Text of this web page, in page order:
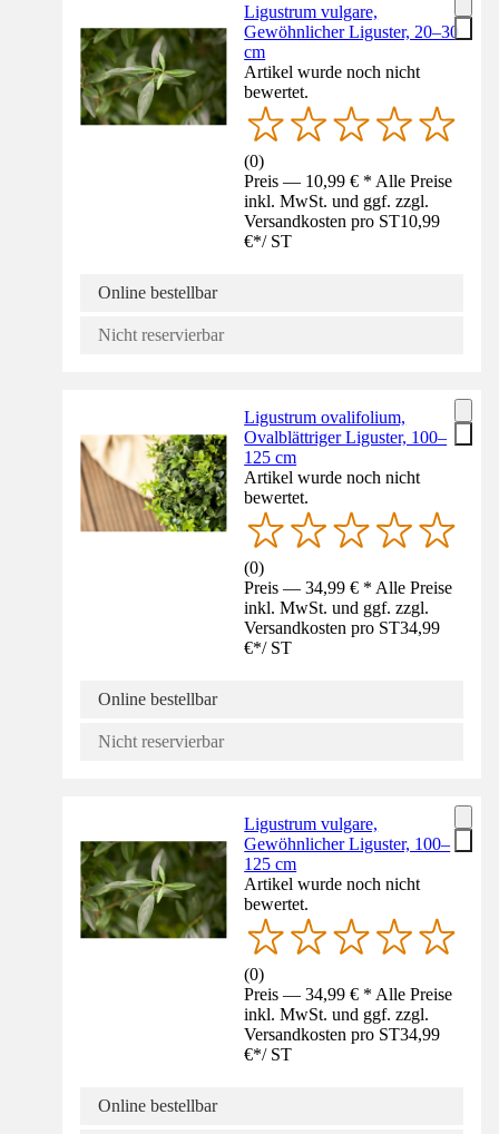
Ligustrum vulgare,
Gewöhnlicher Liguster, 20–30
cm
Artikel wurde noch nicht
bewertet.
(0)
Preis — 10,99 € * Alle Preise
inkl. MwSt. und ggf. zzgl.
Versandkosten pro ST10,99
€*/ ST
Online bestellbar
Nicht reservierbar
Ligustrum ovalifolium,
Ovalblättriger Liguster, 100–
125 cm
Artikel wurde noch nicht
bewertet.
(0)
Preis — 34,99 € * Alle Preise
inkl. MwSt. und ggf. zzgl.
Versandkosten pro ST34,99
€*/ ST
Online bestellbar
Nicht reservierbar
Ligustrum vulgare,
Gewöhnlicher Liguster, 100–
125 cm
Artikel wurde noch nicht
bewertet.
(0)
Preis — 34,99 € * Alle Preise
inkl. MwSt. und ggf. zzgl.
Versandkosten pro ST34,99
€*/ ST
Online bestellbar